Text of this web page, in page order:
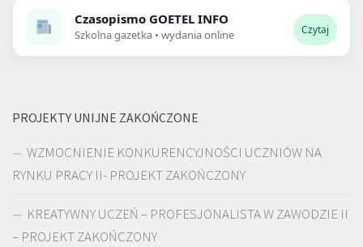
Czasopismo GOETEL INFO
Szkolna gazetka • wydania online Czytaj
PROJEKTY UNIJNE ZAKOŃCZONE
WZMOCNIENIE KONKURENCYJNOŚCI UCZNIÓW NA
RYNKU PRACY II- PROJEKT ZAKOŃCZONY
KREATYWNY UCZEŃ – PROFESJONALISTA W ZAWODZIE II
– PROJEKT ZAKOŃCZONY